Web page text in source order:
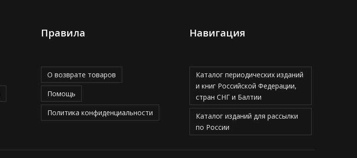
Правила
О возврате товаров
Помощь
Политика конфиденциальности
Навигация
Каталог периодических изданий
и книг Российской Федерации,
стран СНГ и Балтии
Каталог изданий для рассылки
по России